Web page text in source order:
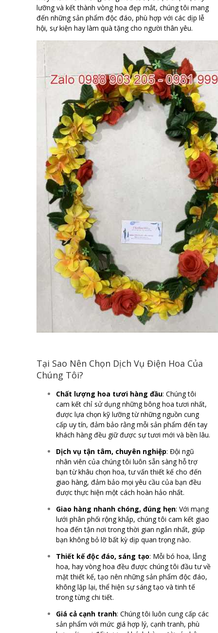
lưỡng và kết thành vòng hoa đẹp mắt, chúng tôi mang
đến những sản phẩm độc đáo, phù hợp với các dịp lễ
hội, sự kiện hay làm quà tặng cho người thân yêu.
Tại Sao Nên Chọn Dịch Vụ Điện Hoa Của
Chúng Tôi?
Chất lượng hoa tươi hàng đầu: Chúng tôi
cam kết chỉ sử dụng những bông hoa tươi nhất,
được lựa chọn kỹ lưỡng từ những nguồn cung
cấp uy tín, đảm bảo rằng mỗi sản phẩm đến tay
khách hàng đều giữ được sự tươi mới và bền lâu.
Dịch vụ tận tâm, chuyên nghiệp: Đội ngũ
nhân viên của chúng tôi luôn sẵn sàng hỗ trợ
bạn từ khâu chọn hoa, tư vấn thiết kế cho đến
giao hàng, đảm bảo mọi yêu cầu của bạn đều
được thực hiện một cách hoàn hảo nhất.
Giao hàng nhanh chóng, đúng hẹn: Với mạng
lưới phân phối rộng khắp, chúng tôi cam kết giao
hoa đến tận nơi trong thời gian ngắn nhất, giúp
bạn không bỏ lỡ bất kỳ dịp quan trọng nào.
Thiết kế độc đáo, sáng tạo: Mỗi bó hoa, lẵng
hoa, hay vòng hoa đều được chúng tôi đầu tư về
mặt thiết kế, tạo nên những sản phẩm độc đáo,
không lặp lại, thể hiện sự sáng tạo và tinh tế
trong từng chi tiết.
Giá cả cạnh tranh: Chúng tôi luôn cung cấp các
sản phẩm với mức giá hợp lý, cạnh tranh, phù